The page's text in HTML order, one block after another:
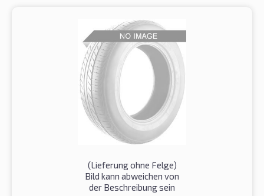
(Lieferung ohne Felge)
Bild kann abweichen von
der Beschreibung sein